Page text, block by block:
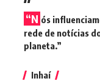
“N ós
rede de notícias
planeta.”
Inhaí